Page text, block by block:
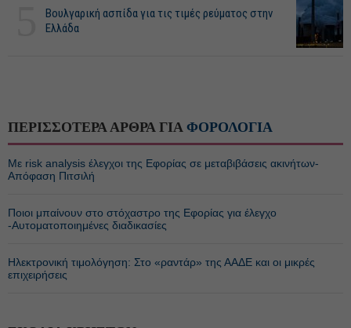
Βουλγαρική ασπίδα για τις τιμές ρεύματος στην
Ελλάδα
ΠΕΡΙΣΣΟΤΕΡΑ ΑΡΘΡΑ ΓΙΑ ΦΟΡΟΛΟΓΙΑ
Με risk analysis έλεγχοι της Εφορίας σε μεταβιβάσεις ακινήτων-
Απόφαση Πιτσιλή
Ποιοι μπαίνουν στο στόχαστρο της Εφορίας για έλεγχο
-Αυτοματοποιημένες διαδικασίες
Ηλεκτρονική τιμολόγηση: Στο «ραντάρ» της ΑΑΔΕ και οι μικρές
επιχειρήσεις